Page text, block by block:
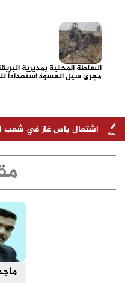
السلطة المحلية بمديرية
مجرى سيل الحسوة استعداداً
في شعب العيدروس بعدن